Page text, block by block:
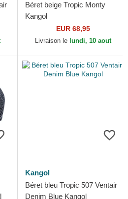
Béret beige Tropic Monty
Kangol
EUR 68,95
Livraison le lundi, 10 aout
Kangol
Béret bleu Tropic 507 Ventair
Denim Blue Kangol